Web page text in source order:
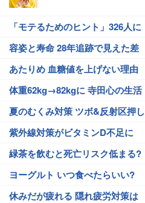
「モテるためのヒント」326人に
容姿と寿命 28年追跡で見えた差
あたりめ 血糖値を上げない理由
体重62kg→82kgに 寺田心の生活
夏のむくみ対策 ツボ&反射区押し
紫外線対策がビタミンD不足に
緑茶を飲むと死亡リスク低まる?
ヨーグルト いつ食べたらいい?
休みだが疲れる 隠れ疲労対策は